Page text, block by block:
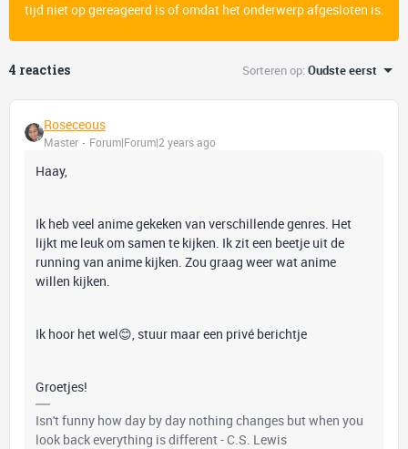
tijd niet op gereageerd is of omdat het onderwerp afgesloten is.
4 reacties Sorteren op:Oudste eerst
Roseceous
Master Forum|Forum|2 years ago
Haay,
Ik heb veel anime gekeken van verschillende genres. Het
lijkt me leuk om samen te kijken. Ik zit een beetje uit de
running van anime kijken. Zou graag weer wat anime
willen kijken.
Ik hoor het wel😊, stuur maar een privé berichtje
Groetjes!
Isn't funny how day by day nothing changes but when you
look back everything is different - C.S. Lewis